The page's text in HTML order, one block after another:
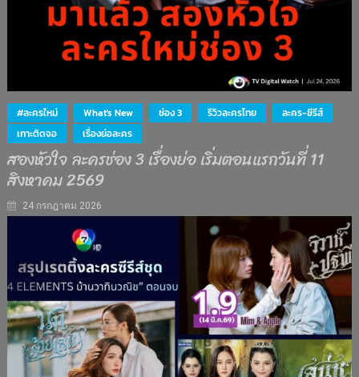
#ละครใหม่ What's New ช่อง 3 รีวิวละครไทย
ละคร-ซีรีส์
เกาะติดจอ
เรื่องย่อละคร
สองหัวใจ ละครช่อง 3 เรื่องย่อ เริ่มตอนแรกวันที่ 11
สิงหาคม 2569
24 กรกฎาคม 2026